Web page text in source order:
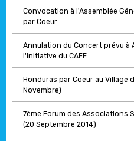
Convocation à l'Assemblée
par Coeur
Annulation du Concert prévu à
l'initiative du CAFE
Honduras par Coeur au Village
Novembre)
7ème Forum des Associations
(20 Septembre 2014)